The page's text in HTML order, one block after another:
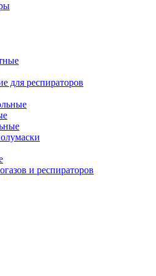
для респираторов
и респираторов